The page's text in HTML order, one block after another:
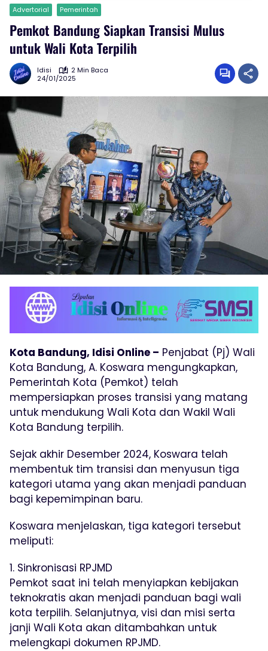
Advertorial Pemerintah
Pemkot Bandung Siapkan Transisi Mulus
untuk Wali Kota Terpilih
Idisi
2 Min Baca
24/01/2025
Kota Bandung, Idisi Online – Penjabat (Pj) Wali
Kota Bandung, A. Koswara mengungkapkan,
Pemerintah Kota (Pemkot) telah
mempersiapkan proses transisi yang matang
untuk mendukung Wali Kota dan Wakil Wali
Kota Bandung terpilih.
Sejak akhir Desember 2024, Koswara telah
membentuk tim transisi dan menyusun tiga
kategori utama yang akan menjadi panduan
bagi kepemimpinan baru.
Koswara menjelaskan, tiga kategori tersebut
meliputi:
1. Sinkronisasi RPJMD
Pemkot saat ini telah menyiapkan kebijakan
teknokratis akan menjadi panduan bagi wali
kota terpilih. Selanjutnya, visi dan misi serta
janji Wali Kota akan ditambahkan untuk
melengkapi dokumen RPJMD.